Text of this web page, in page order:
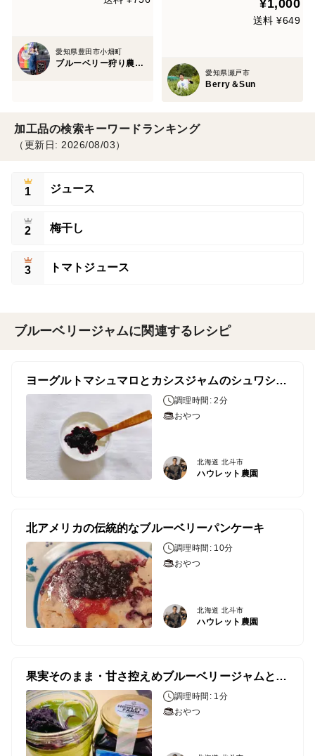
愛知県豊田市小畑町
ブルーベリー狩り農園Toyotaかけらぼ
¥1,000
送料 ¥649
愛知県瀬戸市
Berry＆Sun
加工品の検索キーワードランキング
（更新日: 2026/08/03）
1 ジュース
2 梅干し
3 トマトジュース
ブルーベリージャムに関連するレシピ
ヨーグルトマシュマロとカシスジャムのシュワシュワデザート
調理時間: 2分
おやつ
北海道 北斗市
ハウレット農園
北アメリカの伝統的なブルーベリーパンケーキ
調理時間: 10分
おやつ
北海道 北斗市
ハウレット農園
果実そのまま・甘さ控えめブルーベリージャムと和スイーツ
調理時間: 1分
おやつ